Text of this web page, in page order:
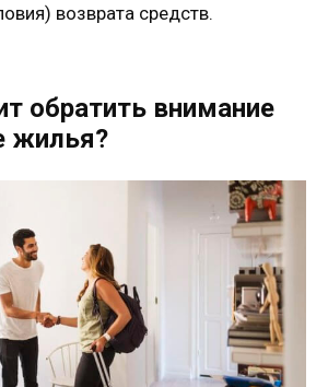
возврата средств.
обратить внимание
жилья?